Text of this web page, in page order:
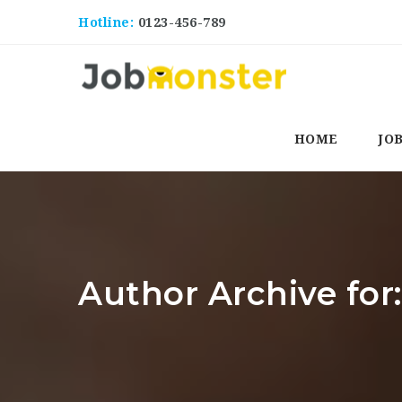
Hotline: 0123-456-789
HOME
Author Archive